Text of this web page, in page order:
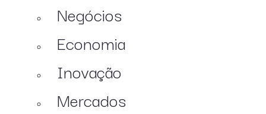
Negócios
Economia
Inovação
Mercados